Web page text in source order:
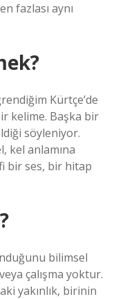
fazlası aynı
Kürtçe’de
kelime. Başka bir
söyleniyor.
kel anlamına
bir ses, bir hitap
bilimsel
çalışma yoktur.
yakınlık, birinin